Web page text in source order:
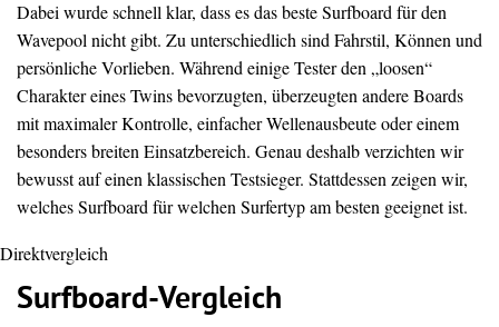
Dabei wurde schnell klar, dass es das beste Surfboard für den
Wavepool nicht gibt. Zu unterschiedlich sind Fahrstil, Können und
persönliche Vorlieben. Während einige Tester den „loosen“
Charakter eines Twins bevorzugten, überzeugten andere Boards
mit maximaler Kontrolle, einfacher Wellenausbeute oder einem
besonders breiten Einsatzbereich. Genau deshalb verzichten wir
bewusst auf einen klassischen Testsieger. Stattdessen zeigen wir,
welches Surfboard für welchen Surfertyp am besten geeignet ist.
Direktvergleich
Surfboard-Vergleich